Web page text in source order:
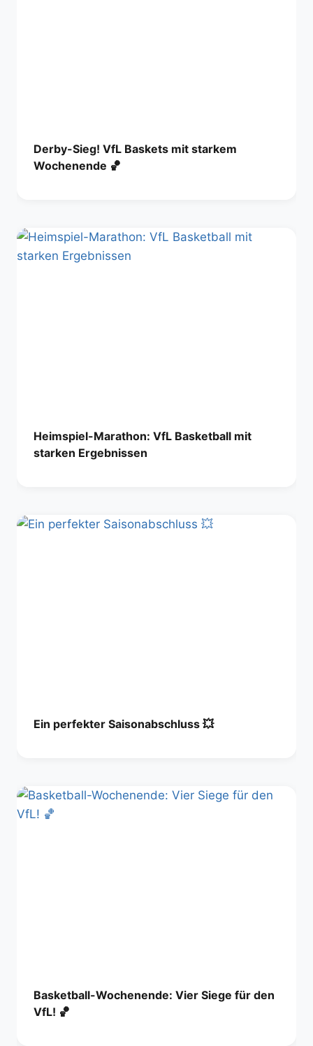
Derby-Sieg! VfL Baskets mit starkem
Wochenende 🏀
Heimspiel-Marathon: VfL Basketball mit
starken Ergebnissen
Ein perfekter Saisonabschluss 💥
Basketball-Wochenende: Vier Siege für den
VfL! 🏀